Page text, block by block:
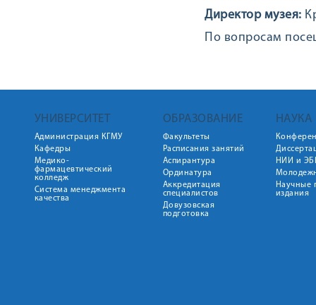
Директор музея:
По вопросам
УНИВЕРСИТЕТ
Администрация КГМУ
Кафедры
Медико-
фармацевтический
колледж
Система менеджмента
качества
ОБРАЗОВАНИЕ
Факультеты
Расписания занятий
Аспирантура
Ординатура
Аккредитация
специалистов
Довузовская
подготовка
НАУКА
НИИ и
Научные
издания